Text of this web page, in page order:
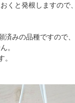
くと発根しますので
済みの品種ですので
。